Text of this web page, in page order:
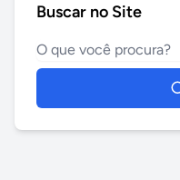
Buscar no Site